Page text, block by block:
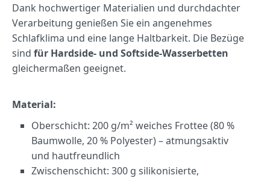
Dank hochwertiger Materialien und durchdachter
Verarbeitung genießen Sie ein angenehmes
Schlafklima und eine lange Haltbarkeit. Die Bezüge
sind für Hardside- und Softside-Wasserbetten
gleichermaßen geeignet.
Material:
Oberschicht: 200 g/m² weiches Frottee (80 %
Baumwolle, 20 % Polyester) – atmungsaktiv
und hautfreundlich
Zwischenschicht: 300 g silikonisierte,